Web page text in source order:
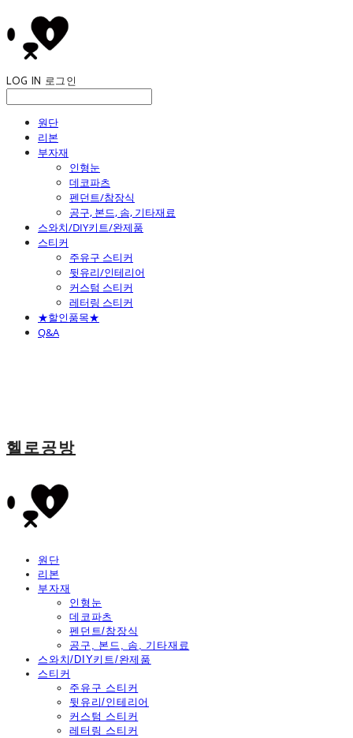
LOG IN 로그인
원단
리본
부자재
인형눈
데코파츠
펜던트/참장식
공구, 본드, 솜, 기타재료
스와치/DIY키트/완제품
스티커
주유구 스티커
뒷유리/인테리어
커스텀 스티커
레터링 스티커
★할인품목★
Q&A
헬로공방
원단
리본
부자재
인형눈
데코파츠
펜던트/참장식
공구, 본드, 솜, 기타재료
스와치/DIY키트/완제품
스티커
주유구 스티커
뒷유리/인테리어
커스텀 스티커
레터링 스티커